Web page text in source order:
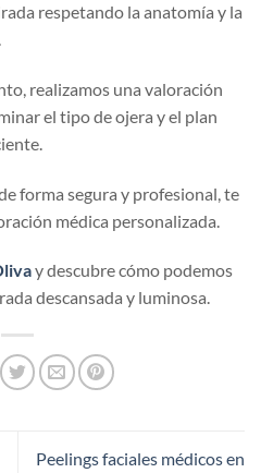
respetando la anatomía y la
realizamos una valoración
el tipo de ojera y el plan
forma segura y profesional, te
médica personalizada.
y descubre cómo podemos
descansada y luminosa.
Peelings faciales médicos en